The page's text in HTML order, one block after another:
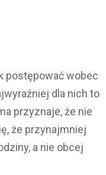
postępować wobec
dla nich to
przyznaje, że nie
że przynajmniej
a nie obcej